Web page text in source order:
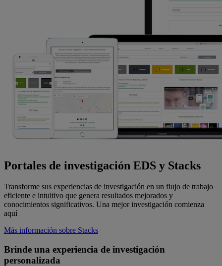
Portales de investigación EDS y Stacks
Transforme sus experiencias de investigación en un flujo de trabajo
eficiente e intuitivo que genera resultados mejorados y
conocimientos significativos. Una mejor investigación comienza
aquí
Más información sobre Stacks
Brinde una experiencia de investigación
personalizada